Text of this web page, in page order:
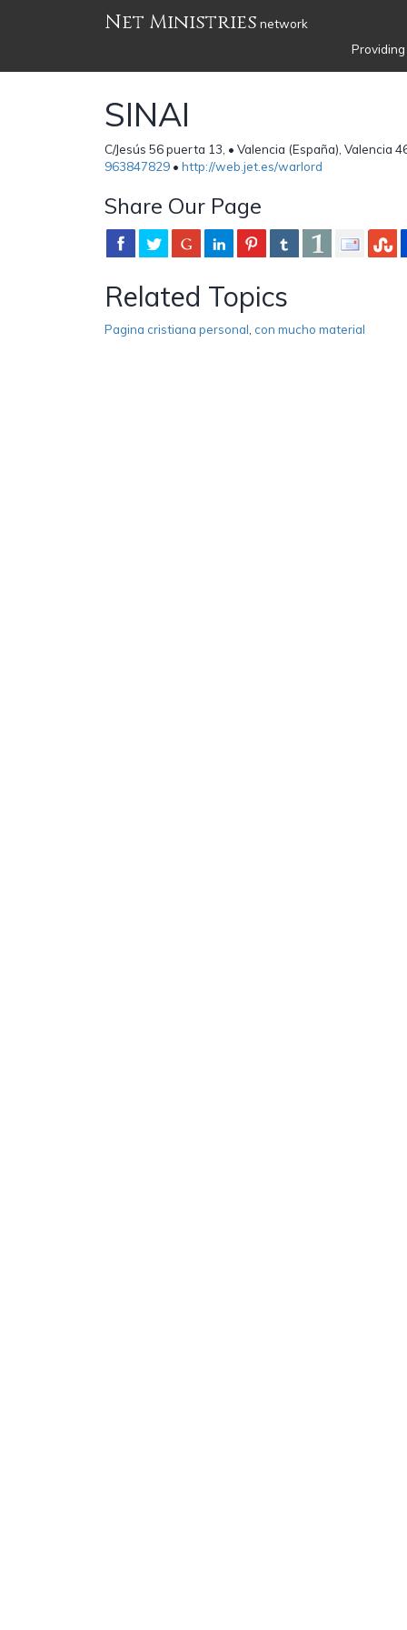
Net Ministries network
SINAI
C/Jesús 56 puerta 13, • Valencia (España), Valencia
963847829 • http://web.jet.es/warlord
Share Our Page
Related Topics
Pagina cristiana personal con mucho material